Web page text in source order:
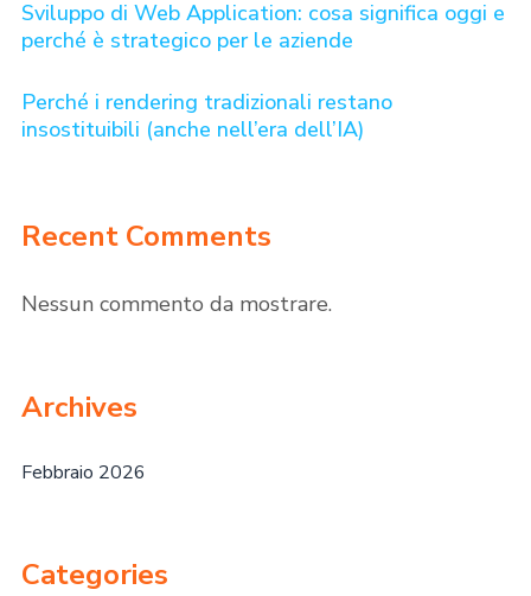
Sviluppo di Web Application: cosa significa oggi e
perché è strategico per le aziende
Perché i rendering tradizionali restano
insostituibili (anche nell’era dell’IA)
Recent Comments
Nessun commento da mostrare.
Archives
Febbraio 2026
Categories